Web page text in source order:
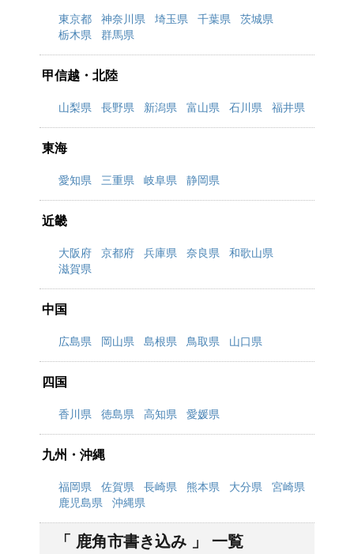
東京都 神奈川県 埼玉県 千葉県
茨城県
栃木県
群馬県
甲信越・北陸
山梨県 長野県 新潟県 富山県 石川県 福井県
東海
愛知県 三重県 岐阜県 静岡県
近畿
大阪府 京都府 兵庫県 奈良県
和歌山県
滋賀県
中国
広島県 岡山県 島根県 鳥取県 山口県
四国
香川県 徳島県 高知県 愛媛県
九州・沖縄
福岡県 佐賀県 長崎県 熊本県 大分県
宮崎県
鹿児島県
沖縄県
「 鹿角市書き込み 」 一覧